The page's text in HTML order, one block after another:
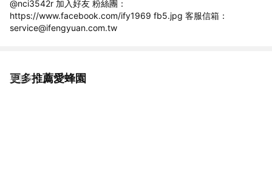
@nci3542r 加入好友 粉絲團：
https://www.facebook.com/ify1969 fb5.jpg 客服信箱：
service@ifengyuan.com.tw
更多推薦愛蜂園
看更多